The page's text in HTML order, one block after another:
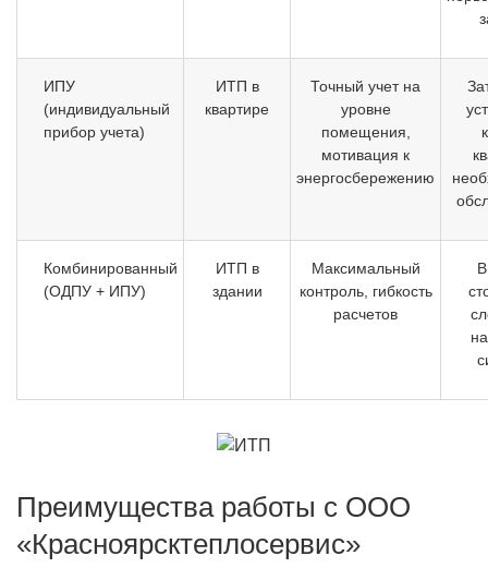
ИПУ
(индивидуальный
прибор учета)
ИТП в
квартире
Точный учет на
уровне
помещения,
мотивация к
энергосбережению
Комбинированный
(ОДПУ + ИПУ)
ИТП в
здании
Максимальный
контроль, гибкость
расчетов
Преимущества работы с ООО
«Красноярсктеплосервис»